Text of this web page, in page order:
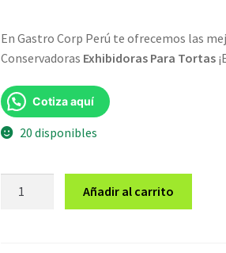
original
S/8,199.00.
actual
En Gastro Corp Perú te ofrecemos las
Conservadoras Exhibidoras Para Tortas
Cotiza aquí
20 disponibles
Añadir al carrito